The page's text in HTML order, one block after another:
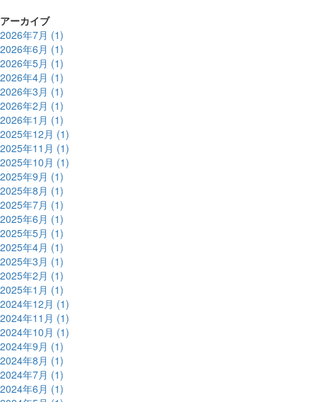
アーカイブ
2026年7月 (1)
2026年6月 (1)
2026年5月 (1)
2026年4月 (1)
2026年3月 (1)
2026年2月 (1)
2026年1月 (1)
2025年12月 (1)
2025年11月 (1)
2025年10月 (1)
2025年9月 (1)
2025年8月 (1)
2025年7月 (1)
2025年6月 (1)
2025年5月 (1)
2025年4月 (1)
2025年3月 (1)
2025年2月 (1)
2025年1月 (1)
2024年12月 (1)
2024年11月 (1)
2024年10月 (1)
2024年9月 (1)
2024年8月 (1)
2024年7月 (1)
2024年6月 (1)